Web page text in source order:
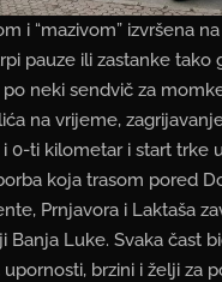
i “mazivom” izvršena
pauze ili zastanke tako
po neki sendvič za
na vrijeme,
0-ti kilometar i start trke
koja trasom pored
Prnjavora i Laktaša
Banja Luke. Svaka čast
brzini i želji za